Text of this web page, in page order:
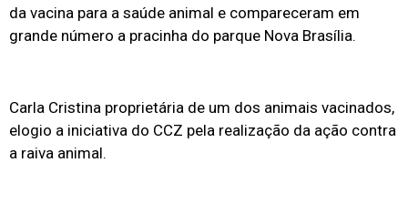
da vacina para a saúde animal e compareceram em
grande número a pracinha do parque Nova Brasília.
Carla Cristina proprietária de um dos animais vacinados,
elogio a iniciativa do CCZ pela realização da ação contra
a raiva animal.